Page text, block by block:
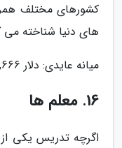
کشورهای مختلف
های دنیا شناخته می
میانه عایدی: دلار 47,666 (33,780 پوند)
16. معلم ها
اگرچه تدریس یکی